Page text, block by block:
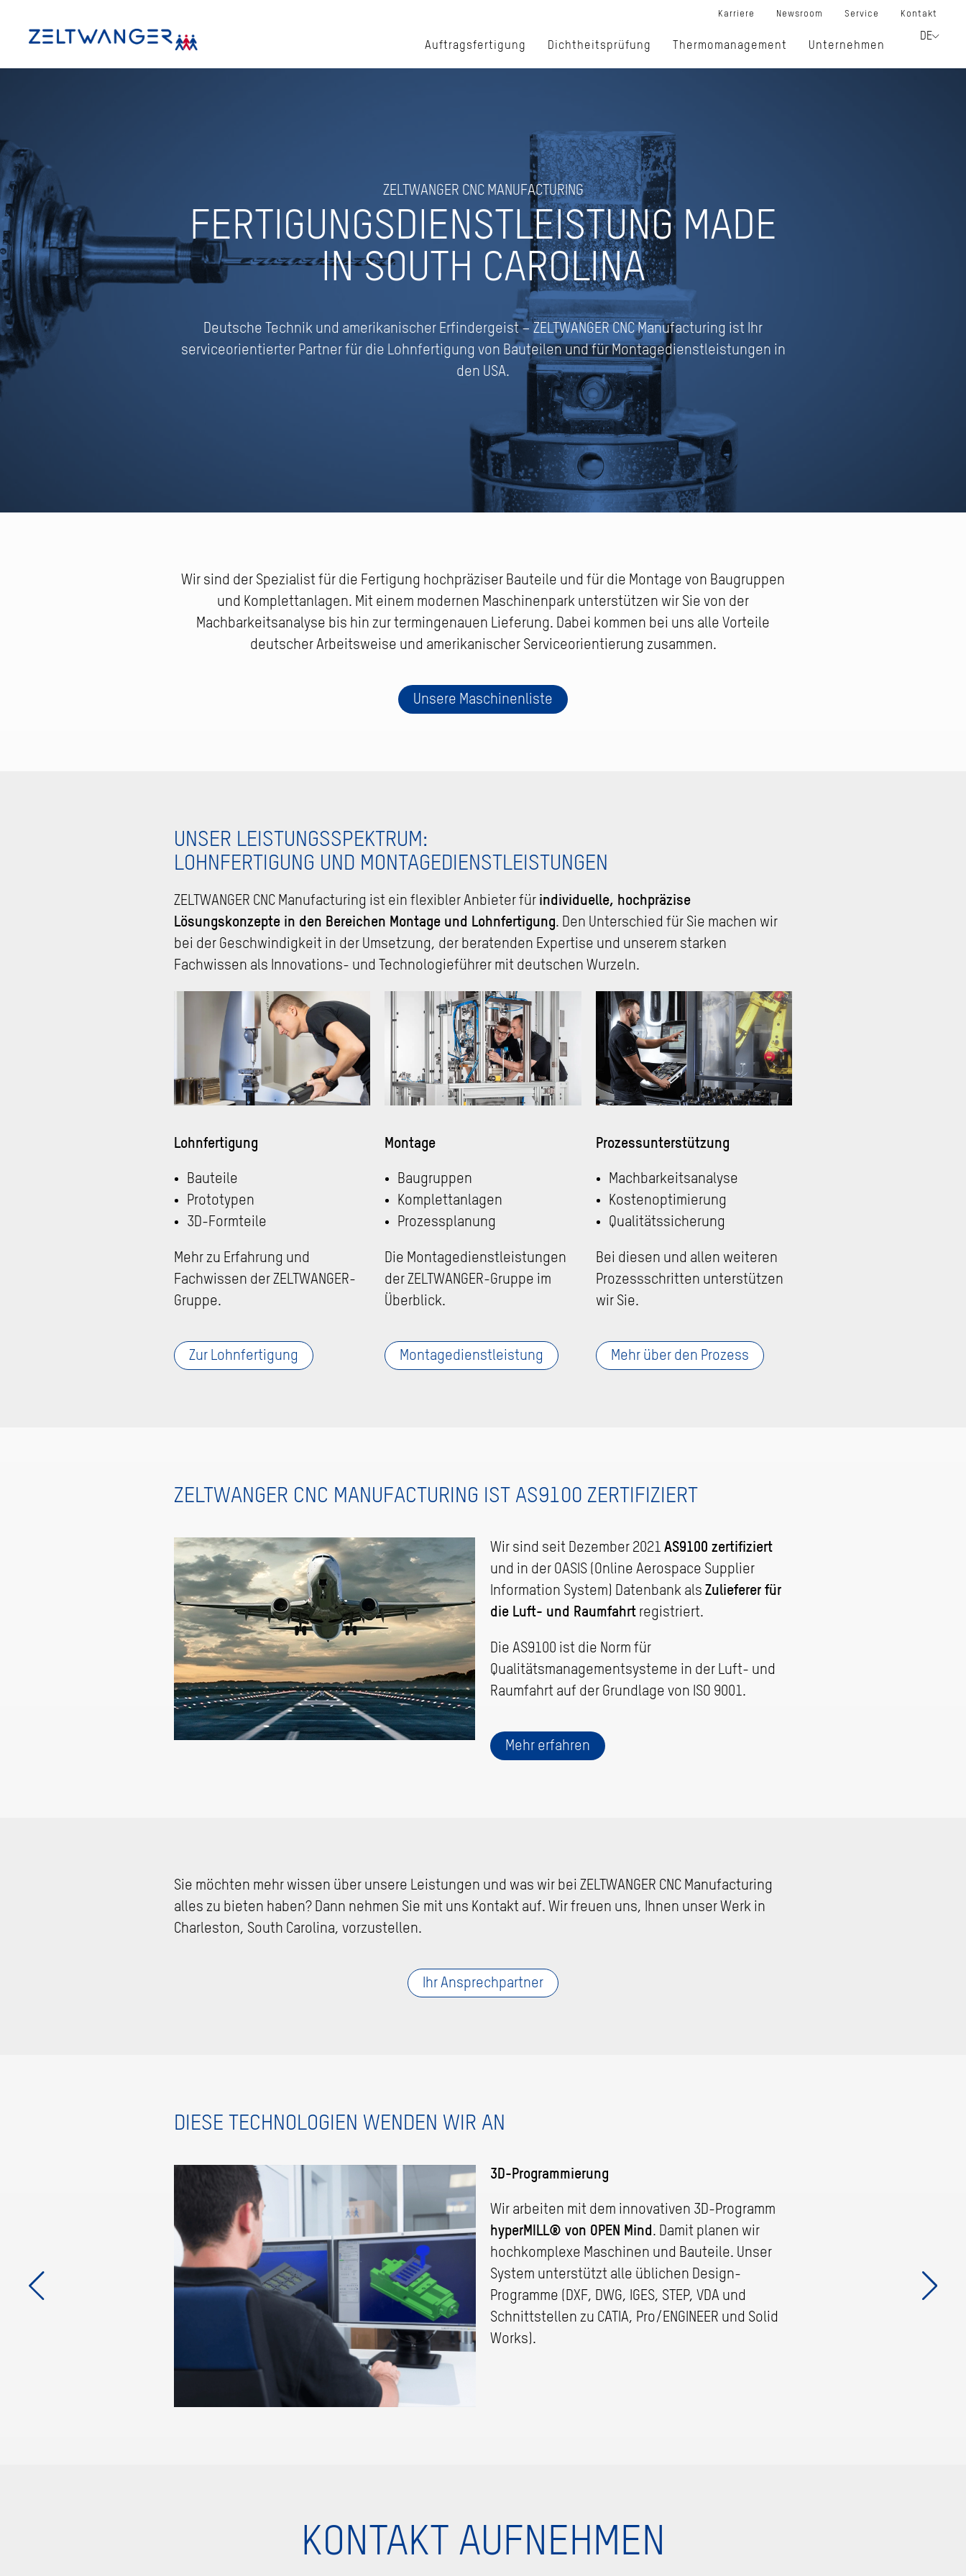
Karriere Newsroom Service Kontakt
Auftragsfertigung Dichtheitsprüfung Thermomanagement Unternehmen
DE
ZELTWANGER CNC MANUFACTURING
FERTIGUNGS­DIENST­LEISTUNG MADE
IN SOUTH CAROLINA
Deutsche Technik und amerikanischer Erfindergeist – ZELTWANGER CNC Manufacturing ist Ihr
serviceorientierter Partner für die Lohnfertigung von Bauteilen und für Montagedienstleistungen in
den USA.
Wir sind der Spezialist für die Fertigung hochpräziser Bauteile und für die Montage von Baugruppen
und Komplettanlagen. Mit einem modernen Maschinenpark unterstützen wir Sie von der
Machbarkeitsanalyse bis hin zur termingenauen Lieferung. Dabei kommen bei uns alle Vorteile
deutscher Arbeitsweise und amerikanischer Serviceorientierung zusammen.
Unsere Maschinenliste
UNSER LEISTUNGSSPEKTRUM:
LOHNFERTIGUNG UND MONTAGEDIENSTLEISTUNGEN
ZELTWANGER CNC Manufacturing ist ein flexibler Anbieter für individuelle, hochpräzise
Lösungskonzepte in den Bereichen Montage und Lohnfertigung. Den Unterschied für Sie machen wir
bei der Geschwindigkeit in der Umsetzung, der beratenden Expertise und unserem starken
Fachwissen als Innovations- und Technologieführer mit deutschen Wurzeln.
Lohnfertigung
Bauteile
Prototypen
3D-Formteile
Mehr zu Erfahrung und
Fachwissen der ZELTWANGER-
Gruppe.
Zur Lohnfertigung
Montage
Baugruppen
Komplettanlagen
Prozessplanung
Die Montagedienstleistungen
der ZELTWANGER-Gruppe im
Überblick.
Montagedienstleistung
Prozessunterstützung
Machbarkeitsanalyse
Kostenoptimierung
Qualitätssicherung
Bei diesen und allen weiteren
Prozessschritten unterstützen
wir Sie.
Mehr über den Prozess
ZELTWANGER CNC MANUFACTURING IST AS9100 ZERTIFIZIERT
Wir sind seit Dezember 2021 AS9100 zertifiziert
und in der OASIS (Online Aerospace Supplier
Information System) Datenbank als Zulieferer für
die Luft- und Raumfahrt registriert.
Die AS9100 ist die Norm für
Qualitätsmanagementsysteme in der Luft- und
Raumfahrt auf der Grundlage von ISO 9001.
Mehr erfahren
Sie möchten mehr wissen über unsere Leistungen und was wir bei ZELTWANGER CNC Manufacturing
alles zu bieten haben? Dann nehmen Sie mit uns Kontakt auf. Wir freuen uns, Ihnen unser Werk in
Charleston, South Carolina, vorzustellen.
Ihr Ansprechpartner
DIESE TECHNOLOGIEN WENDEN WIR AN
3D-Programmierung
Wir arbeiten mit dem innovativen 3D-Programm
hyperMILL® von OPEN Mind . Damit planen wir
hochkomplexe Maschinen und Bauteile. Unser
System unterstützt alle üblichen Design-
Programme (DXF, DWG, IGES, STEP, VDA und
Schnittstellen zu CATIA, Pro/ENGINEER und Solid
Works).
KONTAKT AUFNEHMEN